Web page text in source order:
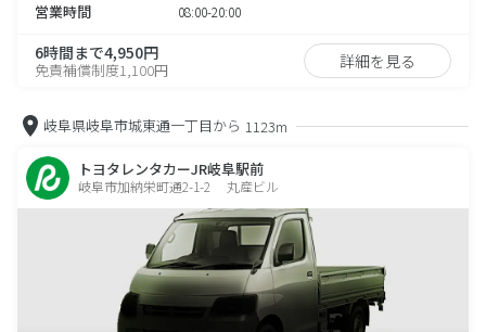
営業時間 08:00-20:00
6時間まで4,950円
免責補償制度1,100円 詳細を見る
岐阜県岐阜市城東通一丁目から 1123m
トヨタレンタカーJR岐阜駅前
岐阜市加納栄町通2-1-2 丸産ビル